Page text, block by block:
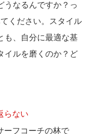
うなるんですか？っ
ください。スタイル
も、自分に最適な基
イルを磨くのか？ど
らない
ーフコーチの林で